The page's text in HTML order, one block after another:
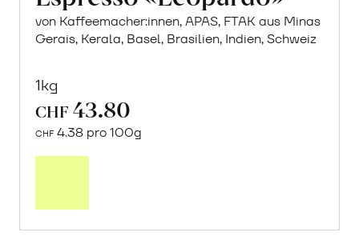
von Kaffeemacher:innen, APAS, FTAK aus Minas
Gerais, Kerala, Basel, Brasilien, Indien, Schweiz
1kg
CHF 43.80
CHF 4.38 pro 100g